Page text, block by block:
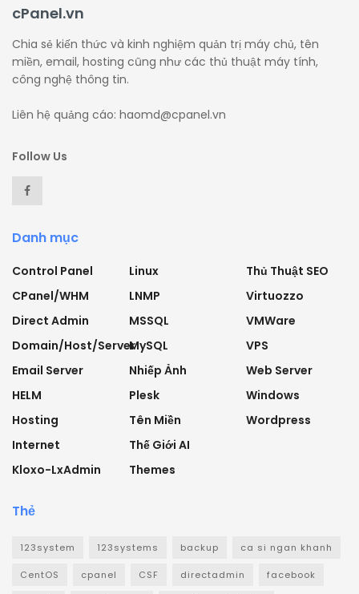
cPanel.vn
Chia sẻ kiến thức và kinh nghiệm quản trị máy chủ, tên
miền, email, hosting cũng như các thủ thuật máy tính,
công nghệ thông tin.
Liên hệ quảng cáo: haomd@cpanel.vn
Follow Us
Danh mục
Control Panel
CPanel/WHM
Direct Admin
Domain/Host/Server
Email Server
HELM
Hosting
Internet
Kloxo-LxAdmin
Linux
LNMP
MSSQL
MySQL
Nhiếp Ảnh
Plesk
Tên Miền
Thế Giới AI
Themes
Thủ Thuật SEO
Virtuozzo
VMWare
VPS
Web Server
Windows
Wordpress
Thẻ
123system 123systems backup ca si ngan khanh
CentOS cpanel CSF directadmin facebook